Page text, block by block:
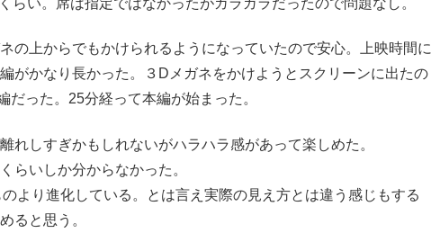
の上からでもかけられるようになっていたので安心。上映時間に
がかなり長かった。３Dメガネをかけようとスクリーンに出たの
った。25分経って本編が始まった。
れしすぎかもしれないがハラハラ感があって楽しめた。
らいしか分からなかった。
より進化している。とは言え実際の見え方とは違う感じもする
ると思う。